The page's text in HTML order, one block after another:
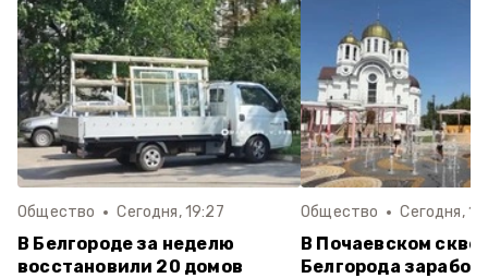
Общество Сегодня, 19:27
В Белгороде за неделю
восстановили 20 домов
Общество Сегодня,
В Почаевском
Белгорода